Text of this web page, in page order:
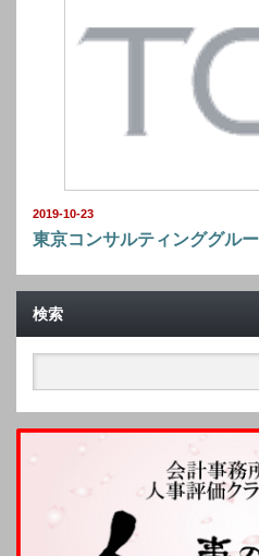
2019-10-23
東京コンサルティンググル
検索